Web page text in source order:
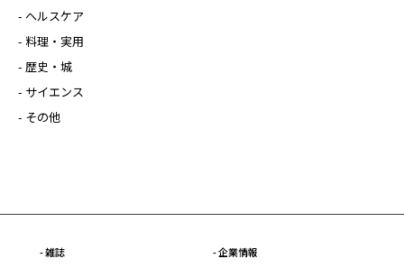
- ヘルスケア
- 料理・実用
- 歴史・城
- サイエンス
- その他
- 雑誌
- 企業情報